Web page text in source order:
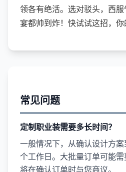
领各有绝活。选对驳头，西
宴都帅到炸！快试试这招，你
常见问题
定制职业装需要多长时间？
一般情况下，从确认设计方
个工作日。大批量订单可能
将在确认订单时与您商议。